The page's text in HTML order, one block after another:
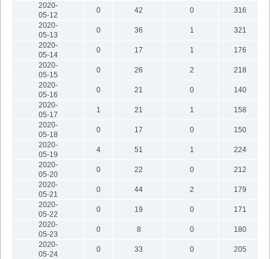
2020-
05-12
0 42 0
316
2020-
05-13
0 36 1
321
2020-
05-14
0 17 1
176
2020-
05-15
0 26 2
218
2020-
05-16
0 21 0
140
2020-
05-17
1 21 1
158
2020-
05-18
0 17 0
150
2020-
05-19
4 51 1
224
2020-
05-20
0 22 0
212
2020-
05-21
0 44 2
179
2020-
05-22
0 19 0
171
2020-
05-23
0 8 0
180
2020-
05-24
0 33 0
205